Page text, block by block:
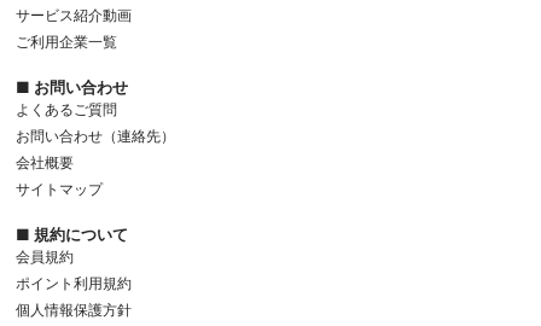
サービス紹介動画
ご利用企業一覧
■ お問い合わせ
よくあるご質問
お問い合わせ（連絡先）
会社概要
サイトマップ
■ 規約について
会員規約
ポイント利用規約
個人情報保護方針